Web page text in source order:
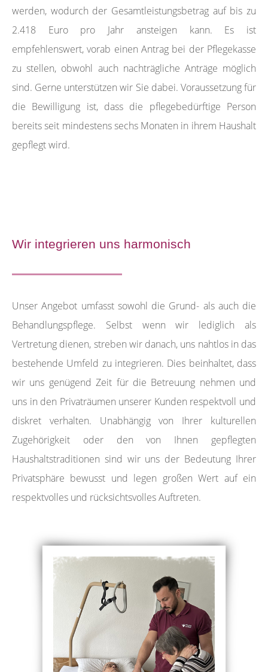
werden, wodurch der Gesamtleistungsbetrag auf bis zu
2.418 Euro pro Jahr ansteigen kann. Es ist
empfehlenswert, vorab einen Antrag bei der Pflegekasse
zu stellen, obwohl auch nachträgliche Anträge möglich
sind. Gerne unterstützen wir Sie dabei. Voraussetzung für
die Bewilligung ist, dass die pflegebedürftige Person
bereits seit mindestens sechs Monaten in ihrem Haushalt
gepflegt wird.
Wir integrieren uns harmonisch
Unser Angebot umfasst sowohl die Grund- als auch die
Behandlungspflege. Selbst wenn wir lediglich als
Vertretung dienen, streben wir danach, uns nahtlos in das
bestehende Umfeld zu integrieren. Dies beinhaltet, dass
wir uns genügend Zeit für die Betreuung nehmen und
uns in den Privaträumen unserer Kunden respektvoll und
diskret verhalten. Unabhängig von Ihrer kulturellen
Zugehörigkeit oder den von Ihnen gepflegten
Haushaltstraditionen sind wir uns der Bedeutung Ihrer
Privatsphäre bewusst und legen großen Wert auf ein
respektvolles und rücksichtsvolles Auftreten.